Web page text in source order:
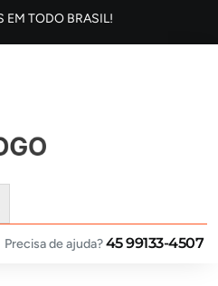
EM TODO BRASIL!
Precisa de ajuda?45 99133-4507